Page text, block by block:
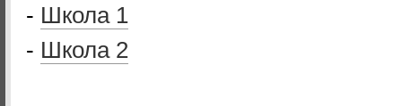
- Школа 1
- Школа 2